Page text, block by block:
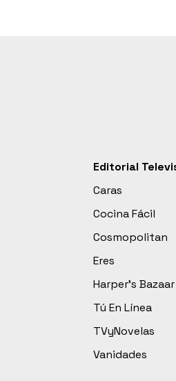
Editorial
Caras
Cocina Fácil
Cosmopolitan
Eres
Harper’s Bazaar
Tú En Línea
TVyNovelas
Vanidades